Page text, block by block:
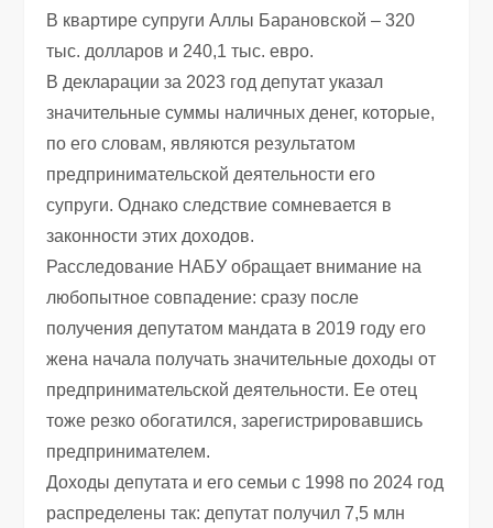
В квартире супруги Аллы Барановской – 320
тыс. долларов и 240,1 тыс. евро.
В декларации за 2023 год депутат указал
значительные суммы наличных денег, которые,
по его словам, являются результатом
предпринимательской деятельности его
супруги. Однако следствие сомневается в
законности этих доходов.
Расследование НАБУ обращает внимание на
любопытное совпадение: сразу после
получения депутатом мандата в 2019 году его
жена начала получать значительные доходы от
предпринимательской деятельности. Ее отец
тоже резко обогатился, зарегистрировавшись
предпринимателем.
Доходы депутата и его семьи с 1998 по 2024 год
распределены так: депутат получил 7,5 млн